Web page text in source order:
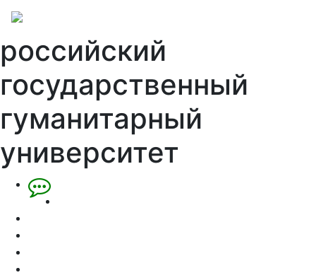
российский
государственный
гуманитарный
университет